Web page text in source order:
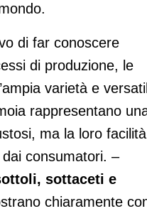
di far conoscere
di produzione, le
varietà e
rappresentano
ma la loro
consumatori. –
sottaceti e
chiaramente